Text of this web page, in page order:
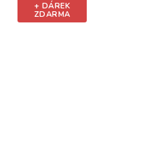
+ DÁREK
ZDARMA